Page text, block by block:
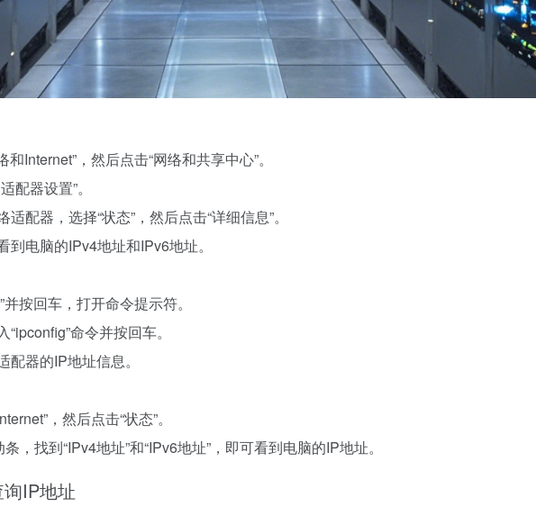
Internet”，然后点击“网络和共享中心”。
配器设置”。
配器，选择“状态”，然后点击“详细信息”。
电脑的IPv4地址和IPv6地址。
按回车，打开命令提示符。
命令并按回车。
器的IP地址信息。
，然后点击“状态”。
，找到“IPv4地址”和“IPv6地址”，即可看到电脑的IP地址。
IP地址